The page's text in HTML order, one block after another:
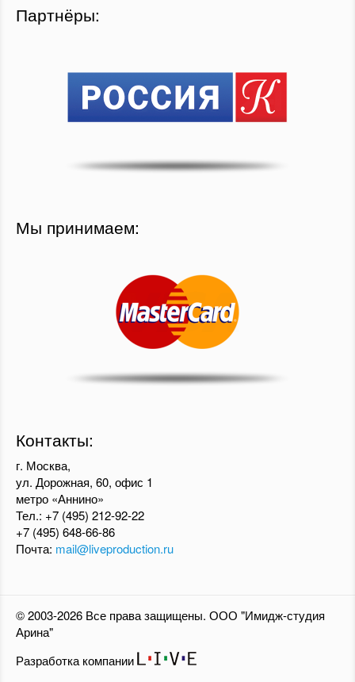
Партнёры:
Мы принимаем:
Контакты:
г. Москва,
ул. Дорожная, 60, офис 1
метро «Аннино»
Тел.: +7 (495) 212-92-22
+7 (495) 648-66-86
Почта: mail@liveproduction.ru
© 2003-2026 Все права защищены. ООО "Имидж-студия
Арина"
Разработка компании